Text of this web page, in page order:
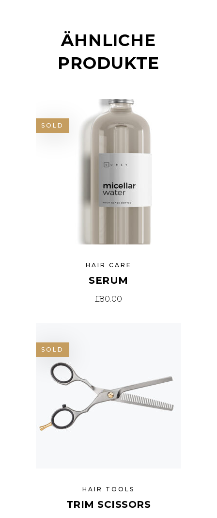
ÄHNLICHE
PRODUKTE
SOLD
HAIR CARE
SERUM
£80.00
SOLD
HAIR TOOLS
TRIM SCISSORS